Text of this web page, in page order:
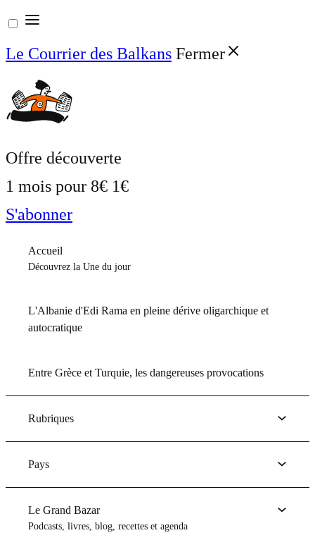
Aller
au
contenu
Le Courrier des Balkans Fermer
Offre découverte
1 mois pour 8€ 1€
S'abonner
Accueil
Découvrez la Une du jour
L'Albanie d'Edi Rama en pleine dérive oligarchique et
autocratique
Entre Grèce et Turquie, les dangereuses provocations
Rubriques
Pays
Le Grand Bazar
Podcasts, livres, blog, recettes et agenda